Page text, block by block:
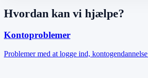
Hvordan kan vi hjælpe?
Kontoproblemer
Problemer med at logge ind,